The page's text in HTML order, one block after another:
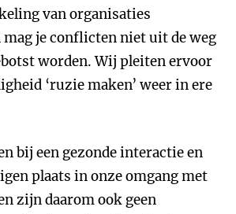
van organisaties
mag je conflicten niet uit de weg
worden. Wij pleiten ervoor
‘ruzie maken’ weer in ere
bij een gezonde interactie en
plaats in onze omgang met
zijn daarom ook geen